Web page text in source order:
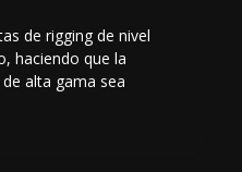
de rigging de nivel
haciendo que la
alta gama sea